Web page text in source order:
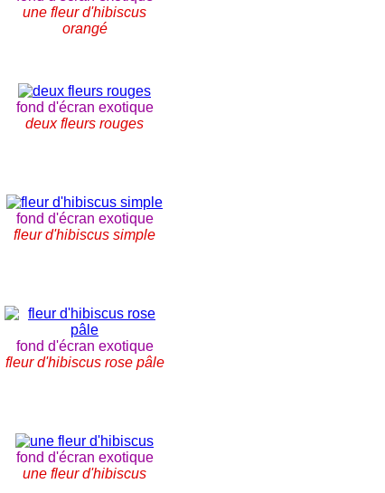
une fleur d'hibiscus
orangé
fond d'écran exotique
deux fleurs rouges
fond d'écran exotique
fleur d'hibiscus simple
fond d'écran exotique
fleur d'hibiscus rose pâle
fond d'écran exotique
une fleur d'hibiscus